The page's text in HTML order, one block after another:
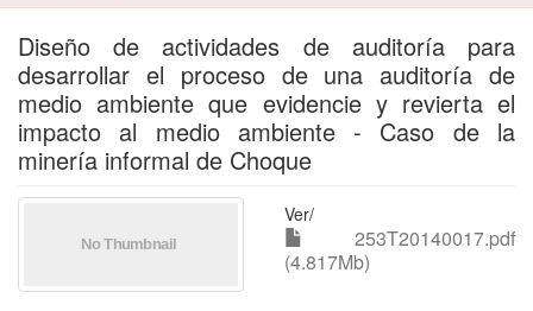
Diseño de actividades de auditoría para
desarrollar el proceso de una auditoría de
medio ambiente que evidencie y revierta el
impacto al medio ambiente - Caso de la
minería informal de Choque
Ver/
253T20140017.pdf
(4.817Mb)